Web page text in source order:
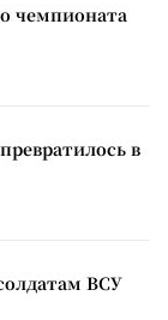
чемпионата
в
ВСУ